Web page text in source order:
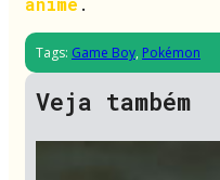
Tags: Game Boy, Pokémon
Veja também